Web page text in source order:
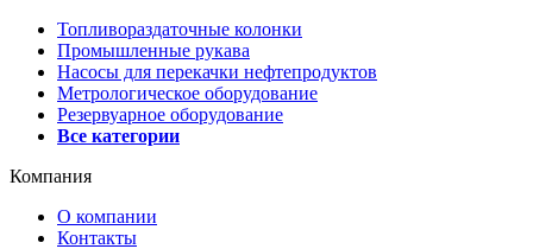
Топливораздаточные колонки
Промышленные рукава
Насосы для перекачки нефтепродуктов
Метрологическое оборудование
Резервуарное оборудование
Все категории
Компания
О компании
Контакты